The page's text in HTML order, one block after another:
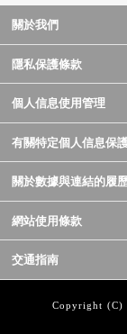
關於我們
隱私保護條款
個人信息使用管理
有關特定個人信息保
關於數據與連結的履
網站使用條款
交通指南
Copyright (C)